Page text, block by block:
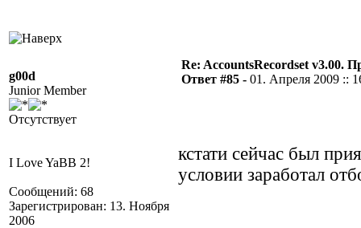
g00d
Junior Member
Отсутствует
I Love YaBB 2!
Сообщений: 68
Зарегистрирован: 13. Ноября
2006
Re: AccountsRecordset v3.00.
Ответ #85 - 01. Апреля 2009 ::
кстати сейчас был
условии заработал